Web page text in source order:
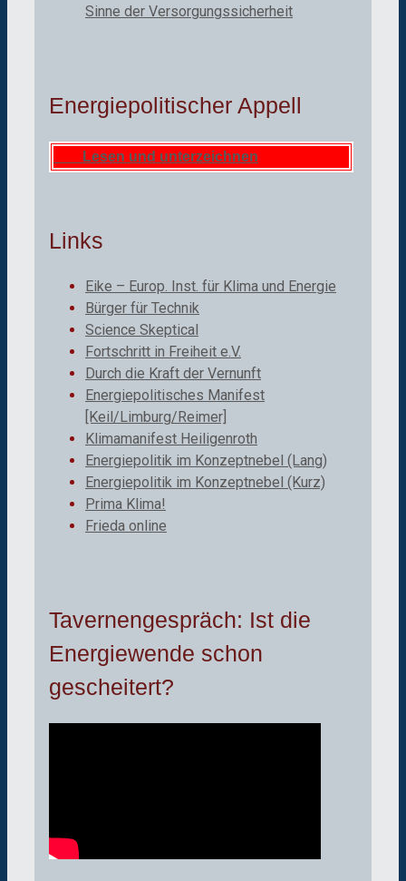
Sinne der Versorgungssicherheit
Energiepolitischer Appell
Lesen und unterzeichnen
Links
Eike – Europ. Inst. für Klima und Energie
Bürger für Technik
Science Skeptical
Fortschritt in Freiheit e.V.
Durch die Kraft der Vernunft
Energiepolitisches Manifest
[Keil/Limburg/Reimer]
Klimamanifest Heiligenroth
Energiepolitik im Konzeptnebel (Lang)
Energiepolitik im Konzeptnebel (Kurz)
Prima Klima!
Frieda online
Tavernengespräch: Ist die
Energiewende schon
gescheitert?